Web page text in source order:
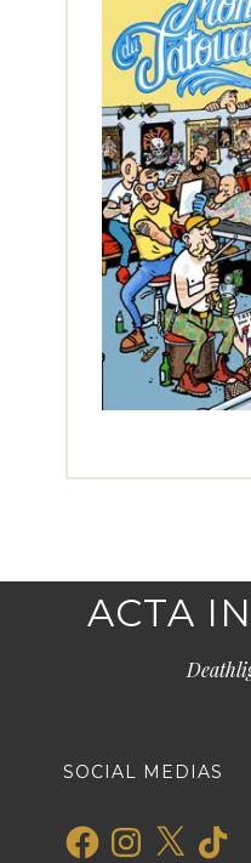
ACTA
SOCIAL MEDIAS
FacebookInstagram
X TikTok